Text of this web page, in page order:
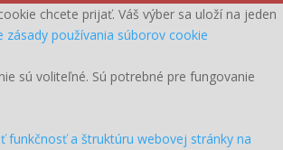
chcete prijať. Váš výber sa uloží na jeden
zásady používania súborov cookie
sú voliteľné. Sú potrebné pre fungovanie
funkčnosť a štruktúru webovej stránky na